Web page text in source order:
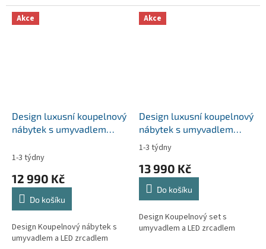
Akce
Design luxusní koupelnový
nábytek s umyvadlem
1-3 týdny
12 990 Kč
Do košíku
Design Koupelnový nábytek s
umyvadlem a LED zrcadlem
Akce
Design luxusní koupelnový
nábytek s umyvadlem
PAESTUM vel. 60-90cm
Průměrné
produktu
5,0
5
hvězdiček.
1-3 týdny
13 990 Kč
Do košíku
Design Koupelnový set s
umyvadlem a LED zrcadlem